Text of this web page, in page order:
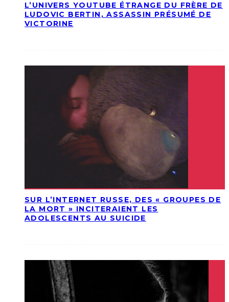
L’UNIVERS YOUTUBE ÉTRANGE DU FRÈRE DE
LUDOVIC BERTIN, ASSASSIN PRÉSUMÉ DE
VICTORINE
SUR L’INTERNET RUSSE, DES « GROUPES DE
LA MORT » INCITERAIENT LES
ADOLESCENTS AU SUICIDE